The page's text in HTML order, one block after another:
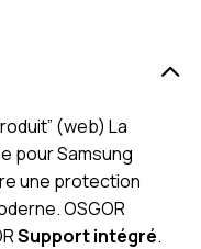
(web) La
pour Samsung
une protection
OSGOR
Support intégré.